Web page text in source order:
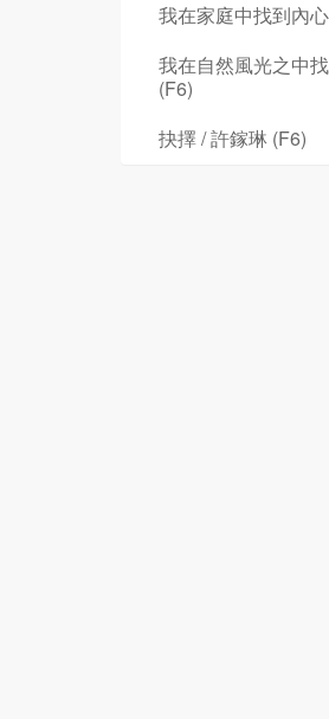
我在家庭中找到內
我在自然風光之中
(F6)
抉擇 / 許鎵琳 (F6)